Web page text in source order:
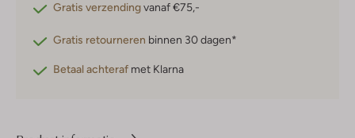
Gratis verzendingvanaf €75,-
Gratis retourneren binnen 30 dagen*
Betaal achteraf met Klarna